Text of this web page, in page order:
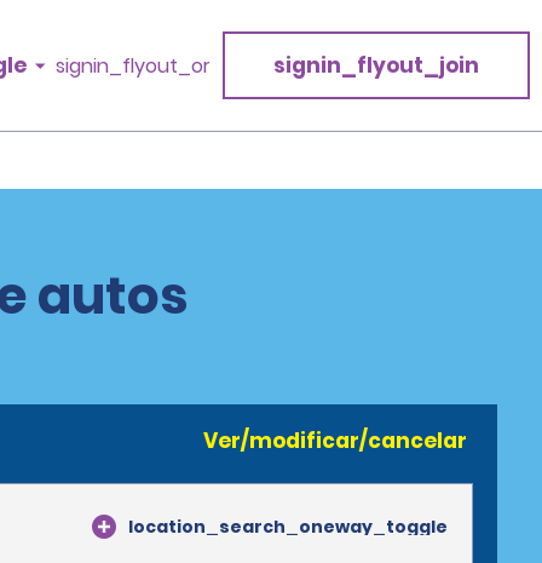
signin_flyout_or signin_flyout_join
autos
Ver/modificar/cancelar
location_search_oneway_toggle